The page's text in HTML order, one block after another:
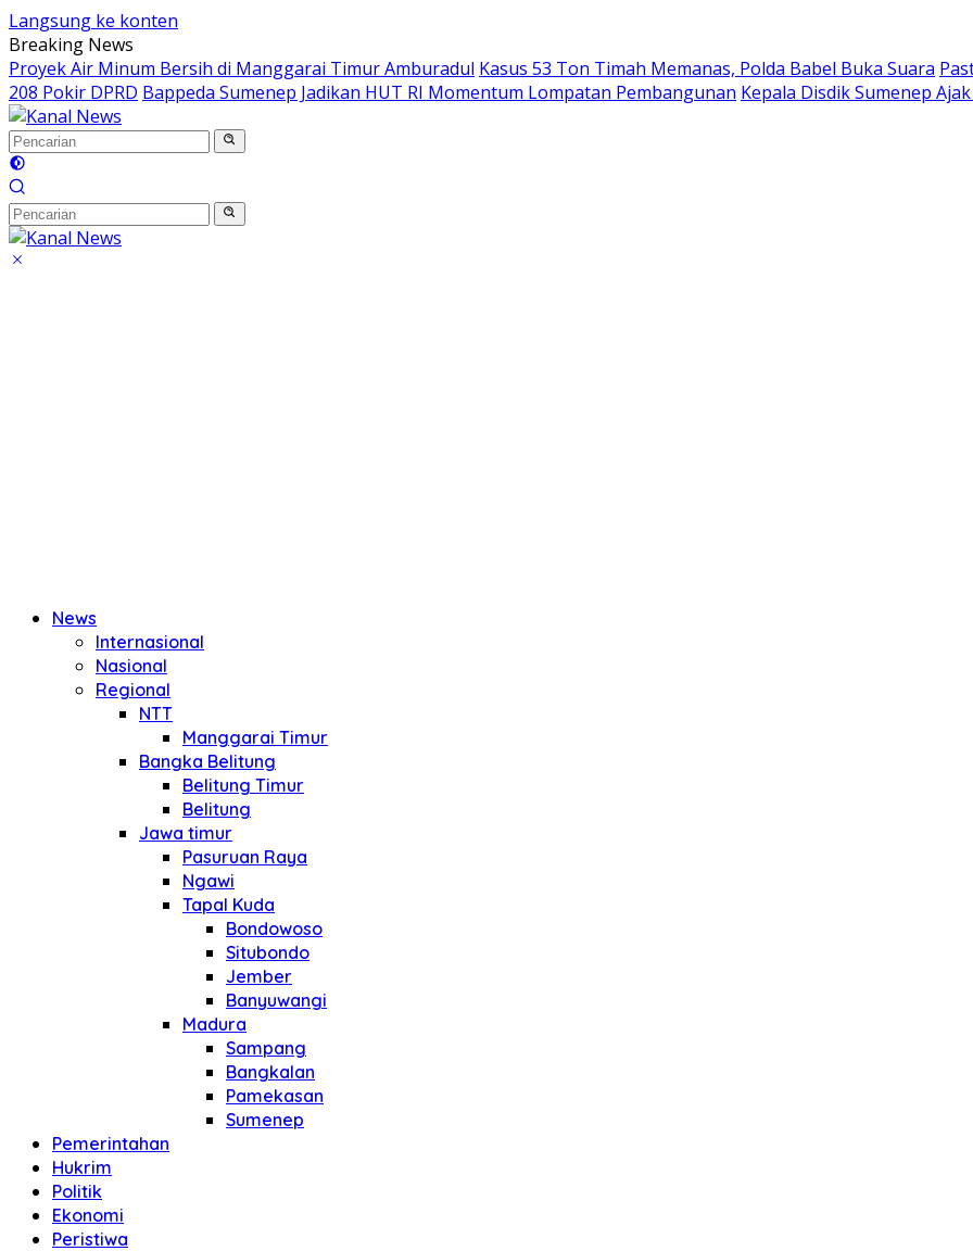
Langsung ke konten
Breaking News
Proyek Air Minum Bersih di Manggarai Timur Amburadul Kasus 53 Ton Timah Memanas, Polda Babel Buka Suara
208 Pokir DPRD Bappeda Sumenep Jadikan HUT RI Momentum Lompatan Pembangunan Kepala Disdik Sumenep
News
Internasional
Nasional
Regional
NTT
Manggarai Timur
Bangka Belitung
Belitung Timur
Belitung
Jawa timur
Pasuruan Raya
Ngawi
Tapal Kuda
Bondowoso
Situbondo
Jember
Banyuwangi
Madura
Sampang
Bangkalan
Pamekasan
Sumenep
Pemerintahan
Hukrim
Politik
Ekonomi
Peristiwa